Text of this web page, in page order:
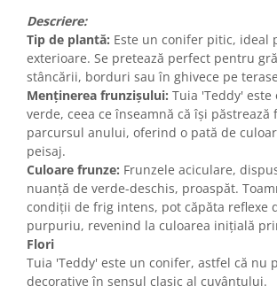
Descriere:
Tip de plantă: Este un conifer pitic, ideal
exterioare. Se pretează perfect pentru
stâncării, borduri sau în ghivece pe
Menținerea frunzișului: Tuia 'Teddy' este
verde, ceea ce înseamnă că își
parcursul anului, oferind o pată de
peisaj.
Culoare frunze: Frunzele aciculare,
nuanță de verde-deschis, proaspăt.
condiții de frig intens, pot căpăta reflexe
purpuriu, revenind la culoarea inițială
Flori
Tuia 'Teddy' este un conifer, astfel că nu
decorative în sensul clasic al cuvântului.